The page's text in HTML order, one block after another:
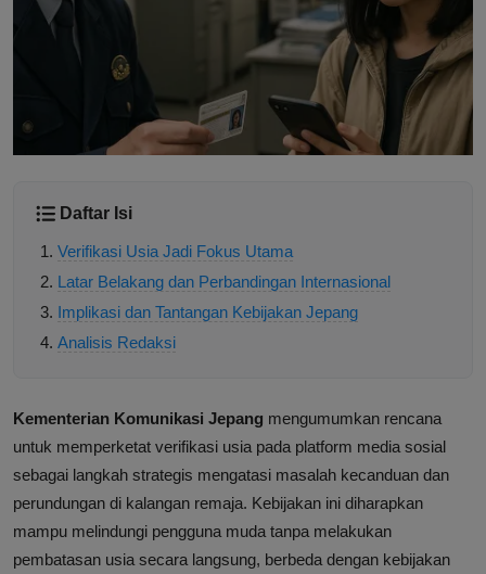
Daftar Isi
Verifikasi Usia Jadi Fokus Utama
Latar Belakang dan Perbandingan Internasional
Implikasi dan Tantangan Kebijakan Jepang
Analisis Redaksi
Kementerian Komunikasi Jepang mengumumkan rencana
untuk memperketat verifikasi usia pada platform media sosial
sebagai langkah strategis mengatasi masalah kecanduan dan
perundungan di kalangan remaja. Kebijakan ini diharapkan
mampu melindungi pengguna muda tanpa melakukan
pembatasan usia secara langsung, berbeda dengan kebijakan